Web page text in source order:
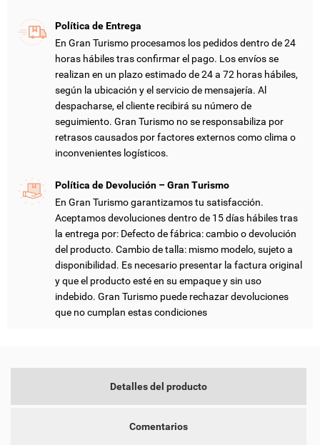
Política de Entrega
En Gran Turismo procesamos los pedidos dentro de 24
horas hábiles tras confirmar el pago. Los envíos se
realizan en un plazo estimado de 24 a 72 horas hábiles,
según la ubicación y el servicio de mensajería. Al
despacharse, el cliente recibirá su número de
seguimiento. Gran Turismo no se responsabiliza por
retrasos causados por factores externos como clima o
inconvenientes logísticos.
Política de Devolución – Gran Turismo
En Gran Turismo garantizamos tu satisfacción.
Aceptamos devoluciones dentro de 15 días hábiles tras
la entrega por: Defecto de fábrica: cambio o devolución
del producto. Cambio de talla: mismo modelo, sujeto a
disponibilidad. Es necesario presentar la factura original
y que el producto esté en su empaque y sin uso
indebido. Gran Turismo puede rechazar devoluciones
que no cumplan estas condiciones
Detalles del producto
Comentarios
MI LISTA DE DESEOS
add_circle_outlineCREAR NUEVA LISTA
CREAR LISTA DE DESEOS
NOMBRE DE LA LISTA DE DESEOS
CANCELAR CREAR LISTA DE DESEOS
INICIAR SESIÓN
DEBE INICIAR SESIÓN PARA GUARDAR PRODUCTOS EN SU
LISTA DE DESEOS.
CANCELAR INICIAR SESIÓN